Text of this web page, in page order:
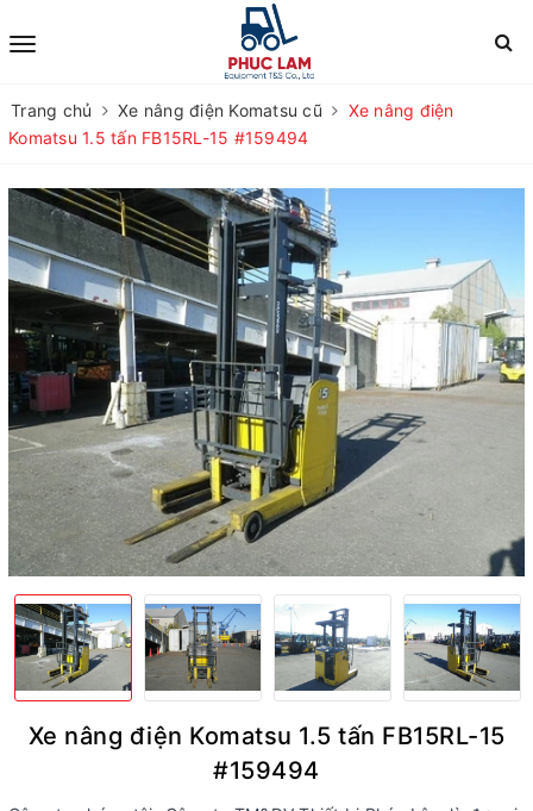
Trang chủ Xe nâng điện Komatsu cũ
Xe nâng điện
Komatsu 1.5 tấn FB15RL-15 #159494
Xe nâng điện Komatsu 1.5 tấn FB15RL-15
#159494